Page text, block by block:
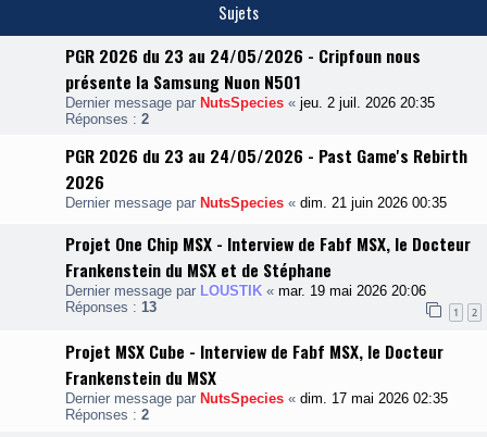
Sujets
PGR 2026 du 23 au 24/05/2026 - Cripfoun nous
présente la Samsung Nuon N501
Dernier message par NutsSpecies « jeu. 2 juil. 2026 20:35
Réponses : 2
PGR 2026 du 23 au 24/05/2026 - Past Game's Rebirth
2026
Dernier message par NutsSpecies « dim. 21 juin 2026 00:35
Projet One Chip MSX - Interview de Fabf MSX, le Docteur
Frankenstein du MSX et de Stéphane
Dernier message par LOUSTIK « mar. 19 mai 2026 20:06
Réponses : 13 1 2
Projet MSX Cube - Interview de Fabf MSX, le Docteur
Frankenstein du MSX
Dernier message par NutsSpecies « dim. 17 mai 2026 02:35
Réponses : 2